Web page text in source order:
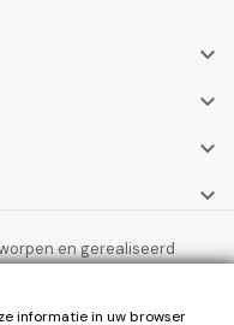




en gerealiseerd
informatie in uw browser